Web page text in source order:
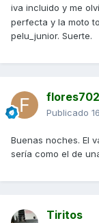
iva incluido y me
perfecta y la moto
pelu_junior. Suerte.
Publicado
Buenas noches. El
sería como el de
Tiritos